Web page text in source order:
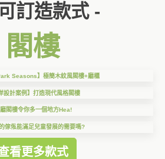
訂造款式 -
閣樓
Seasons】極簡木紋風閣樓+廳櫃
設計案例】打造現代風格閣樓
閣樓令你多一個地方Hea!
傢俬能滿足兒童發展的需要嗎?
看更多款式